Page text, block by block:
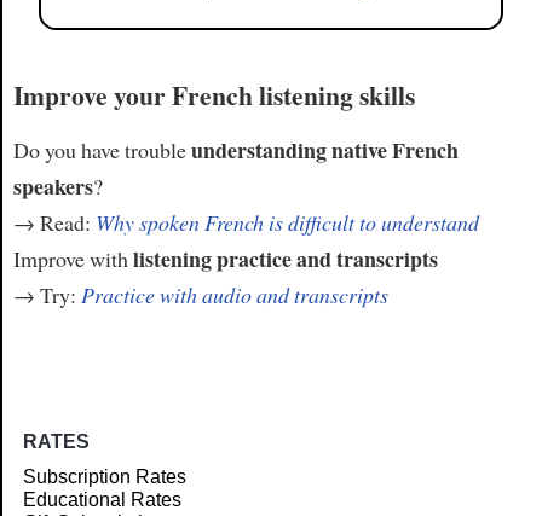
Improve your French listening skills
Do you have troubleunderstanding native French
speakers?
→ Read: Why spoken French is difficult to understand
Improve withlistening practice and transcripts
→ Try: Practice with audio and transcripts
RATES
Subscription Rates
Educational Rates